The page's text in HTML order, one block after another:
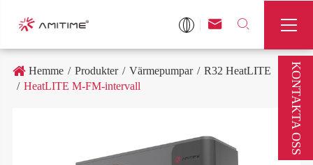
 

Hemme Produkter Värmepumpar
R32 HeatLITE
HeatLITE M-FM-intervall
KONTAKTA OSS